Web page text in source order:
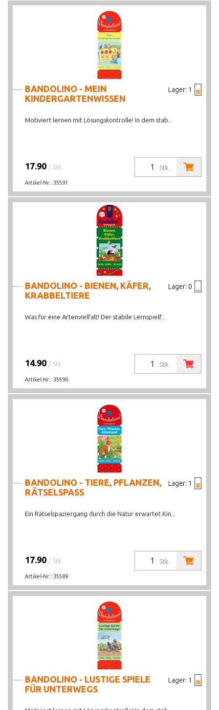
Lager: 1
BANDOLINO - MEIN
KINDERGARTENWISSEN
Motiviert lernen mit Lösungskontrolle! In dem stab...
Stk.
17.90 / Stk.
Artikel-Nr.: 35591
Lager: 0
BANDOLINO - BIENEN, KÄFER,
KRABBELTIERE
Was für eine Artenvielfalt! Der stabile Lernspielf...
Stk.
14.90 / Stk.
Artikel-Nr.: 35590
Lager: 1
BANDOLINO - TIERE, PFLANZEN,
RÄTSELSPASS
Ein Rätselspaziergang durch die Natur erwartet Kin...
Stk.
17.90 / Stk.
Artikel-Nr.: 35589
Lager: 1
BANDOLINO - LUSTIGE SPIELE
FÜR UNTERWEGS